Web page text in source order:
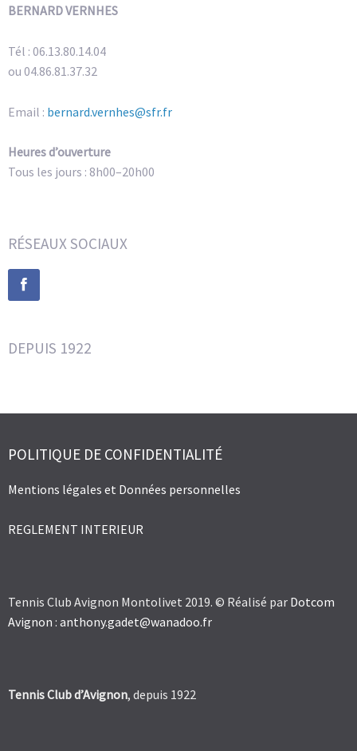
BERNARD VERNHES
Tél : 06.13.80.14.04
ou 04.86.81.37.32
Email : bernard.vernhes@sfr.fr
Heures d’ouverture
Tous les jours : 8h00–20h00
RÉSEAUX SOCIAUX
DEPUIS 1922
POLITIQUE DE CONFIDENTIALITÉ
Mentions légales et Données personnelles
REGLEMENT INTERIEUR
Tennis Club Avignon Montolivet 2019. © Réalisé par Dotcom
Avignon : anthony.gadet@wanadoo.fr
Tennis Club d’Avignon, depuis 1922